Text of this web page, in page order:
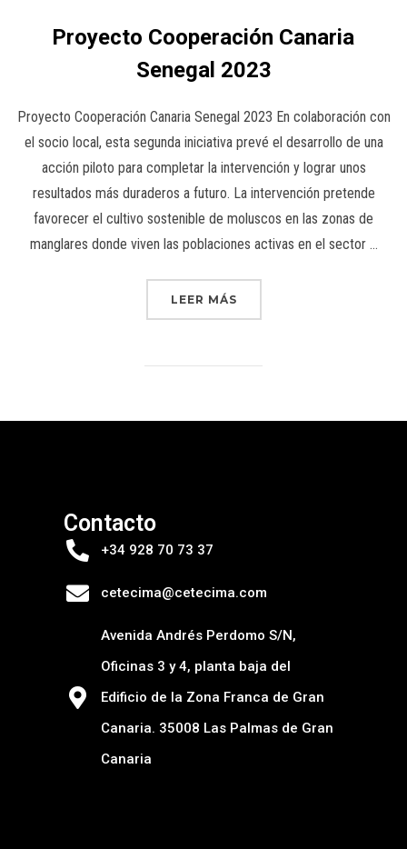
Proyecto Cooperación Canaria
Senegal 2023
Proyecto Cooperación Canaria Senegal 2023 En colaboración con
el socio local, esta segunda iniciativa prevé el desarrollo de una
acción piloto para completar la intervención y lograr unos
resultados más duraderos a futuro. La intervención pretende
favorecer el cultivo sostenible de moluscos en las zonas de
manglares donde viven las poblaciones activas en el sector …
LEER MÁS
Contacto
+34 928 70 73 37
cetecima@cetecima.com
Avenida Andrés Perdomo S/N,
Oficinas 3 y 4, planta baja del
Edificio de la Zona Franca de Gran
Canaria. 35008 Las Palmas de Gran
Canaria